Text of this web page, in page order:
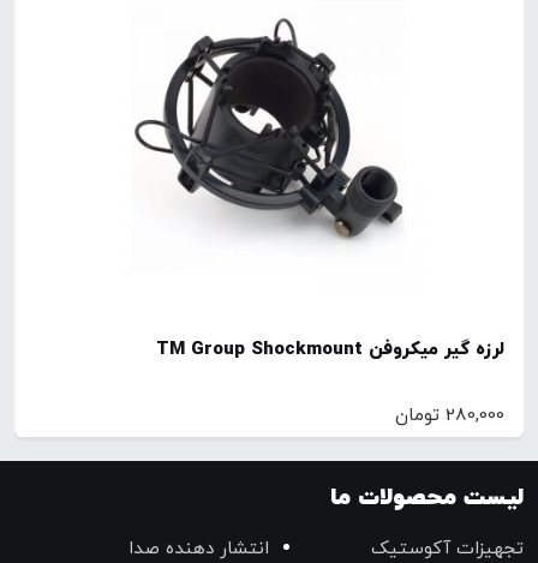
لرزه گیر میکروفن TM Group Shockmount
280,000 تومان
لیست محصولات ما
تجهیزات آکوستیک
انتشار دهنده صدا